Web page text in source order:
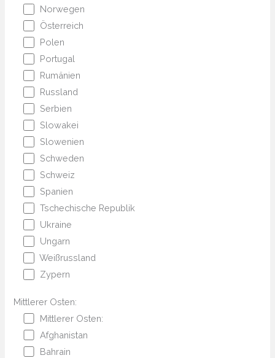
Norwegen
Österreich
Polen
Portugal
Rumänien
Russland
Serbien
Slowakei
Slowenien
Schweden
Schweiz
Spanien
Tschechische Republik
Ukraine
Ungarn
Weißrussland
Zypern
Mittlerer Osten:
Mittlerer Osten:
Afghanistan
Bahrain